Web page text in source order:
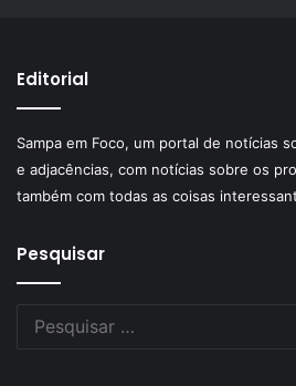
Editorial
Sampa em Foco, um portal de notícias
e adjacências, com notícias sobre os
também com todas as coisas
Pesquisar